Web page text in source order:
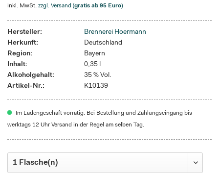
inkl. MwSt. zzgl. Versand (gratis ab 95 Euro)
Hersteller:
Brennerei Hoermann
Herkunft:
Deutschland
Region:
Bayern
Inhalt:
0,35 l
Alkoholgehalt:
35 % Vol.
Artikel-Nr.:
K10139
Im Ladengeschäft vorrätig. Bei Bestellung und Zahlungseingang bis
werktags 12 Uhr Versand in der Regel am selben Tag.